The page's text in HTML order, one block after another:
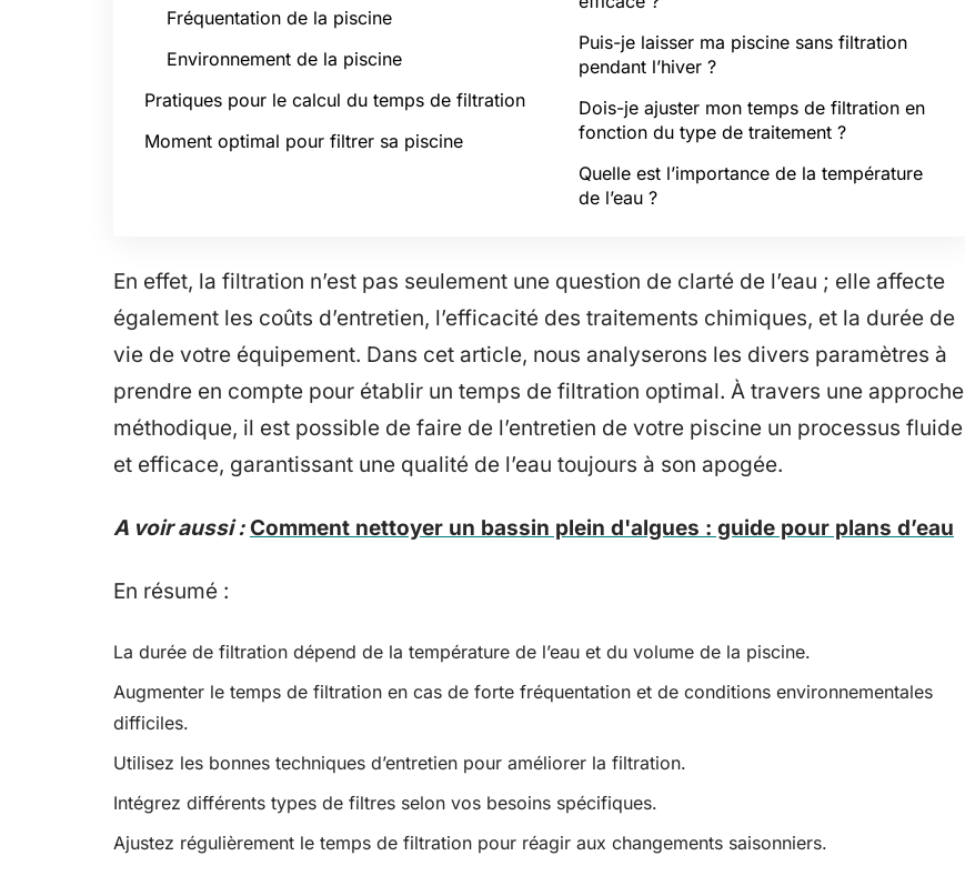
Fréquentation de la piscine
Environnement de la piscine
Pratiques pour le calcul du temps de filtration
Moment optimal pour filtrer sa piscine
Puis-je laisser ma piscine sans filtration
pendant l’hiver ?
Dois-je ajuster mon temps de filtration en
fonction du type de traitement ?
Quelle est l’importance de la température
de l’eau ?
En effet, la filtration n’est pas seulement une question de clarté de l’eau ; elle affecte
également les coûts d’entretien, l’efficacité des traitements chimiques, et la durée de
vie de votre équipement. Dans cet article, nous analyserons les divers paramètres à
prendre en compte pour établir un temps de filtration optimal. À travers une approche
méthodique, il est possible de faire de l’entretien de votre piscine un processus fluide
et efficace, garantissant une qualité de l’eau toujours à son apogée.
A voir aussi : Comment nettoyer un bassin plein d'algues : guide pour plans d’eau
En résumé :
La durée de filtration dépend de la température de l’eau et du volume de la piscine.
Augmenter le temps de filtration en cas de forte fréquentation et de conditions environnementales
difficiles.
Utilisez les bonnes techniques d’entretien pour améliorer la filtration.
Intégrez différents types de filtres selon vos besoins spécifiques.
Ajustez régulièrement le temps de filtration pour réagir aux changements saisonniers.